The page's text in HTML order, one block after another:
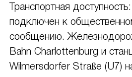
Транспортная
подключен к
сообщению.
Bahn Charlottenburg и
Wilmersdorfer Straße (U7)